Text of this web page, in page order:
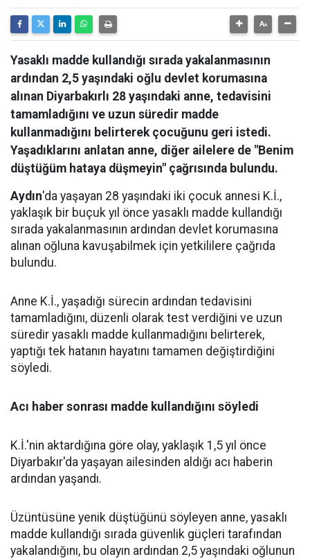
Yasaklı madde kullandığı sırada yakalanmasının
ardından 2,5 yaşındaki oğlu devlet korumasına
alınan Diyarbakırlı 28 yaşındaki anne, tedavisini
tamamladığını ve uzun süredir madde
kullanmadığını belirterek çocuğunu geri istedi.
Yaşadıklarını anlatan anne, diğer ailelere de "Benim
düştüğüm hataya düşmeyin" çağrısında bulundu.
Aydın'da yaşayan 28 yaşındaki iki çocuk annesi K.İ.,
yaklaşık bir buçuk yıl önce yasaklı madde kullandığı
sırada yakalanmasının ardından devlet korumasına
alınan oğluna kavuşabilmek için yetkililere çağrıda
bulundu.
Anne K.İ., yaşadığı sürecin ardından tedavisini
tamamladığını, düzenli olarak test verdiğini ve uzun
süredir yasaklı madde kullanmadığını belirterek,
yaptığı tek hatanın hayatını tamamen değiştirdiğini
söyledi.
Acı haber sonrası madde kullandığını söyledi
K.İ.'nin aktardığına göre olay, yaklaşık 1,5 yıl önce
Diyarbakır'da yaşayan ailesinden aldığı acı haberin
ardından yaşandı.
Üzüntüsüne yenik düştüğünü söyleyen anne, yasaklı
madde kullandığı sırada güvenlik güçleri tarafından
yakalandığını, bu olayın ardından 2,5 yaşındaki oğlunun